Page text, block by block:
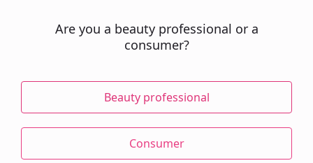
Amelie Herttoniemi
Sahaajankatu 35
https://www.kauneusamelie.fi
Are you a beauty professional or a
consumer?
Beauty professional
Consumer